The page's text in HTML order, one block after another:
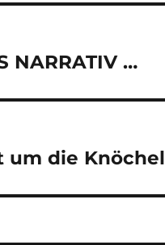
NARRATIV …
um die Knöchel